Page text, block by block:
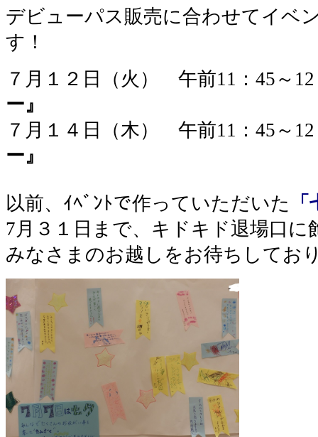
デビューパス販売に合わせてイベ
す！
７月１２日（火） 午前11：45～12
ー』
７月１４日（木） 午前11：45～
ー』
以前、ｲﾍﾞﾝﾄで作っていただいた
7月３１日まで、キドキド退場口
みなさまのお越しをお待ちしてお